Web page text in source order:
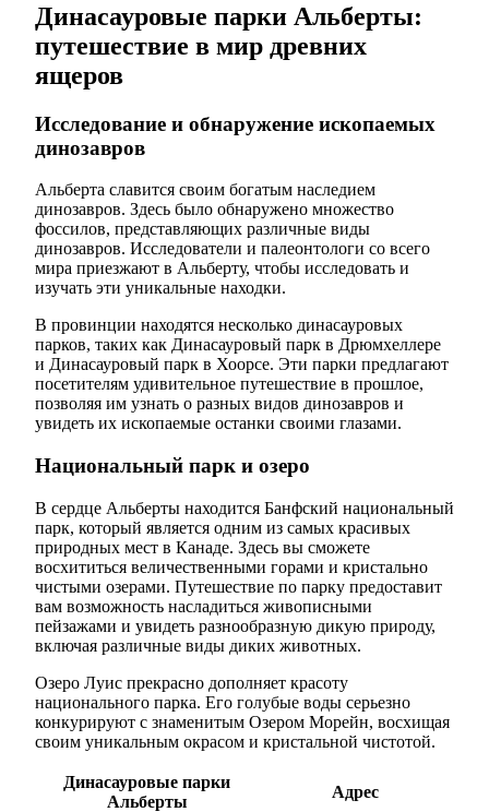
Динасауровые парки Альберты:
путешествие в мир древних
ящеров
Исследование и обнаружение ископаемых
динозавров
Альберта славится своим богатым наследием
динозавров. Здесь было обнаружено множество
фоссилов, представляющих различные виды
динозавров. Исследователи и палеонтологи со всего
мира приезжают в Альберту, чтобы исследовать и
изучать эти уникальные находки.
В провинции находятся несколько динасауровых
парков, таких как Динасауровый парк в Дрюмхеллере
и Динасауровый парк в Хоорсе. Эти парки предлагают
посетителям удивительное путешествие в прошлое,
позволяя им узнать о разных видов динозавров и
увидеть их ископаемые останки своими глазами.
Национальный парк и озеро
В сердце Альберты находится Банфский национальный
парк, который является одним из самых красивых
природных мест в Канаде. Здесь вы сможете
восхититься величественными горами и кристально
чистыми озерами. Путешествие по парку предоставит
вам возможность насладиться живописными
пейзажами и увидеть разнообразную дикую природу,
включая различные виды диких животных.
Озеро Луис прекрасно дополняет красоту
национального парка. Его голубые воды серьезно
конкурируют с знаменитым Озером Морейн, восхищая
своим уникальным окрасом и кристальной чистотой.
Динасауровые парки
Альберты
Адрес